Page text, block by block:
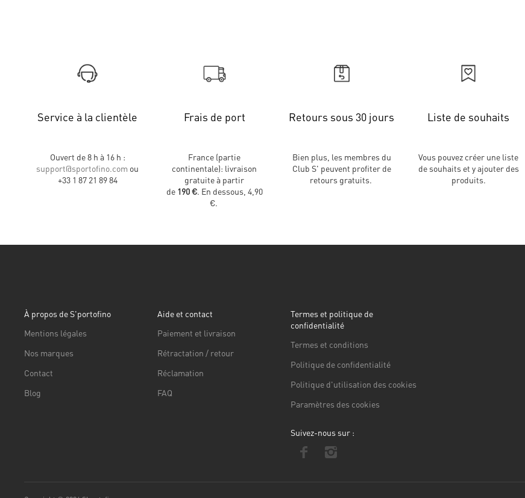
Service à la clientèle
Ouvert de 8 h à 16 h :
support@sportofino.com ou
+33 1 87 21 89 84
Frais de port
France (partie
continentale): livraison
gratuite à partir
de 190 €. En dessous, 4,90
€.
Retours sous 30 jours
Bien plus, les membres du
Club S' peuvent profiter de
retours gratuits.
Liste de souhaits
Vous pouvez créer une liste
de souhaits et y ajouter des
produits.
À propos de S'portofino
Mentions légales
Nos marques
Contact
Blog
Aide et contact
Paiement et livraison
Rétractation / retour
Réclamation
FAQ
Termes et politique de
confidentialité
Termes et conditions
Politique de confidentialité
Politique d'utilisation des cookies
Paramètres des cookies
Suivez-nous sur :